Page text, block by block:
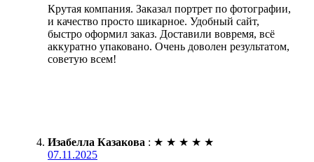
Крутая компания. Заказал портрет по фотографии,
и качество просто шикарное. Удобный сайт,
быстро оформил заказ. Доставили вовремя, всё
аккуратно упаковано. Очень доволен результатом,
советую всем!
Изабелла Казакова : ★ ★ ★ ★ ★
07.11.2025